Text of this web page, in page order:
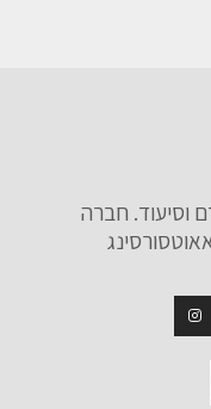
וסיעוד. חברה